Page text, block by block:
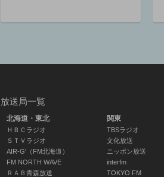
放送局一覧
北海道・東北
ＨＢＣラジオ
ＳＴＶラジオ
AIR-G'（FM北海道）
FM NORTH WAVE
ＲＡＢ青森放送
関東
TBSラジオ
文化放送
ニッポン放送
interfm
TOKYO FM